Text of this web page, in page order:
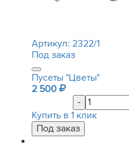
Артикул: 2322/1
Под заказ
Пусеты "Цветы"
2 500
-
Купить в 1 клик